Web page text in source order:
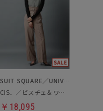
SUIT SQUARE／UNIVERSAL LANGUAGE／WHITE
CIS．／ビスチェ＆ワイドパンツ
￥18,095